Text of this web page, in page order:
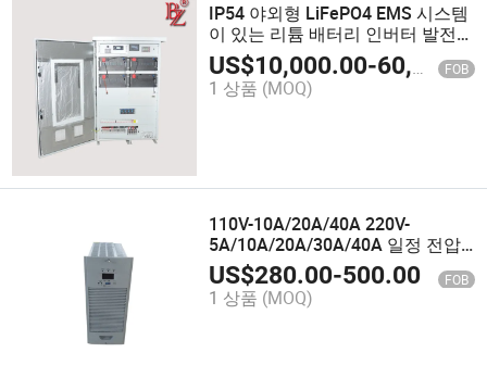
IP54 야외형 LiFePO4 EMS 시스템
이 있는 리튬 배터리 인버터 발전기
충전기 태양광 에너지 저장용
US$10,000.00-60,000.00 FOB
1 상품 (MOQ)
110V-10A/20A/40A 220V-
5A/10A/20A/30A/40A 일정 전압
전류 제한 충전기
US$280.00-500.00 FOB
1 상품 (MOQ)